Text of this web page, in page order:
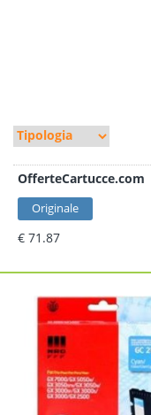
OfferteCartucce.com
Originale
€ 71.87